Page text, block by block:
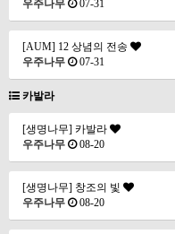
우주나무
07-31
[AUM] 12 상념의 전송
우주나무
07-31
카발라
[생명나무] 카발라
우주나무
08-20
[생명나무] 창조의 빛
우주나무
08-20